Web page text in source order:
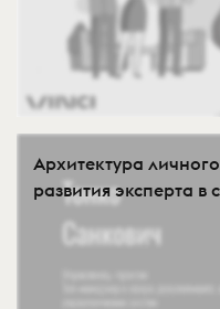
Архитектура
развития эксперта